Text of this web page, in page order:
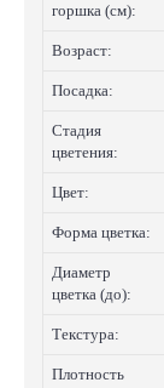
горшка (см):
Возраст:
Посадка:
Стадия
цветения:
Цвет:
Форма цветка:
Диаметр
цветка (до):
Текстура:
Плотность